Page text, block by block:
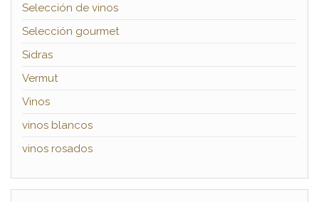
Selección de vinos
Selección gourmet
Sidras
Vermut
Vinos
vinos blancos
vinos rosados